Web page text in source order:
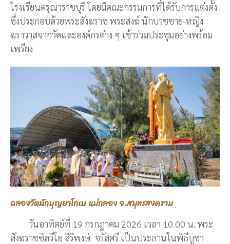
โรงเรียนดรุณาราชบุรี โดยมีคณะกรรมการที่ได้รับการแต่งตั้ง
ซึ่งประกอบด้วยพระสังฆราช พระสงฆ์ นักบวชชาย-หญิง
ฆราวาสจากวัดและองค์กรต่าง ๆ เข้าร่วมประชุมอย่างพร้อม
เพรียง
ฉลองวัดนักบุญยาโกเบ แม่กลอง จ.สมุทรสงคราม
วันอาทิตย์ที่ 19 กรกฎาคม 2026 เวลา 10.00 น. พระ
สังฆราชซิลวีโอ สิริพงษ์ จรัสศรี เป็นประธานในพิธีบูชา